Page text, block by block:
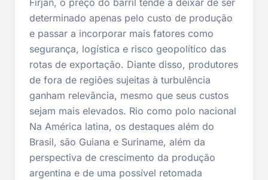
Firjan, o preço do barril tende a deixar de ser
determinado apenas pelo custo de produção
e passar a incorporar mais fatores como
segurança, logística e risco geopolítico das
rotas de exportação. Diante disso, produtores
de fora de regiões sujeitas à turbulência
ganham relevância, mesmo que seus custos
sejam mais elevados. Rio como polo nacional
Na América latina, os destaques além do
Brasil, são Guiana e Suriname, além da
perspectiva de crescimento da produção
argentina e de uma possível retomada